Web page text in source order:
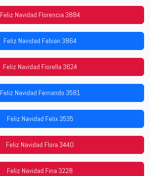
Feliz Navidad Florencia 3884
Feliz Navidad Fabian 3864
Feliz Navidad Fiorella 3624
Feliz Navidad Fernando 3581
Feliz Navidad Felix 3535
Feliz Navidad Flora 3440
Feliz Navidad Fina 3228